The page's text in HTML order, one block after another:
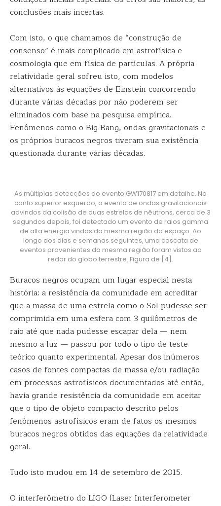
conclusões mais incertas.
Com isto, o que chamamos de “construção de
consenso” é mais complicado em astrofísica e
cosmologia que em física de partículas. A própria
relatividade geral sofreu isto, com modelos
alternativos às equações de Einstein concorrendo
durante várias décadas por não poderem ser
eliminados com base na pesquisa empírica.
Fenômenos como o Big Bang, ondas gravitacionais e
os próprios buracos negros tiveram sua existência
questionada durante várias décadas.
As múltiplas detecções do evento GW170817 em detalhe. No
canto superior esquerdo, o evento de ondas gravitacionais
advindos da colisão de duas estrelas de nêutrons, cerca de 3
segundos depois, foi detectado um evento de raios gamma
de alta energia vindas da mesma região do espaço. Ao
longo dos dias e semanas seguintes, uma cascata de
eventos provenientes da mesma região foram vistos ao
redor do globo terrestre. Figura de [4].
Buracos negros ocupam um lugar especial nesta
história: a resistência da comunidade em acreditar
que a massa de uma estrela como o Sol pudesse ser
comprimida em uma esfera com 3 quilômetros de
raio até que nada pudesse escapar dela — nem
mesmo a luz — passou por todo o tipo de teste
teórico quanto experimental. Apesar dos inúmeros
casos de fontes compactas de massa e/ou radiação
em processos astrofísicos documentados até então,
havia grande resistência da comunidade em aceitar
que o tipo de objeto compacto descrito pelos
fenômenos astrofísicos eram de fatos os mesmos
buracos negros obtidos das equações da relatividade
geral.
Tudo isto mudou em 14 de setembro de 2015.
O interferômetro do LIGO (Laser Interferometer